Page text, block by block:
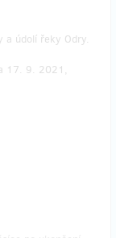
a údolí řeky Odry.
17. 9. 2021,